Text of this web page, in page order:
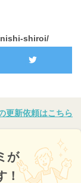
shiroi/
更新依頼はこちら
が
！